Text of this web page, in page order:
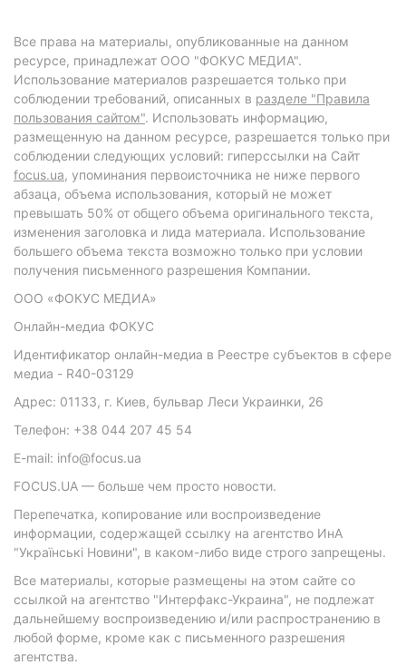
Все права на материалы, опубликованные на данном
ресурсе, принадлежат ООО "ФОКУС МЕДИА".
Использование материалов разрешается только при
соблюдении требований, описанных в разделе "Правила
пользования сайтом". Использовать информацию,
размещенную на данном ресурсе, разрешается только при
соблюдении следующих условий: гиперссылки на Сайт
focus.ua, упоминания первоисточника не ниже первого
абзаца, объема использования, который не может
превышать 50% от общего объема оригинального текста,
изменения заголовка и лида материала. Использование
большего объема текста возможно только при условии
получения письменного разрешения Компании.
ООО «ФОКУС МЕДИА»
Онлайн-медиа ФОКУС
Идентификатор онлайн-медиа в Реестре субъектов в сфере
медиа - R40-03129
Адрес: 01133, г. Киев, бульвар Леси Украинки, 26
Телефон: +38 044 207 45 54
E-mail: info@focus.ua
FOCUS.UA — больше чем просто новости.
Перепечатка, копирование или воспроизведение
информации, содержащей ссылку на агентство ИнА
"Українські Новини", в каком-либо виде строго запрещены.
Все материалы, которые размещены на этом сайте со
ссылкой на агентство "Интерфакс-Украина", не подлежат
дальнейшему воспроизведению и/или распространению в
любой форме, кроме как с письменного разрешения
агентства.